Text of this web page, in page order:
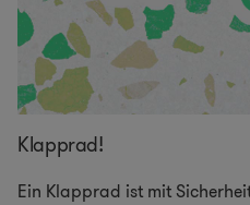
Klapprad!
Ein Klapprad ist mit